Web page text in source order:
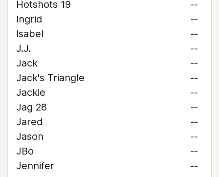
Hotshots 19
--
Ingrid
--
Isabel
--
J.J.
--
Jack
--
Jack's Triangle
--
Jackie
--
Jag 28
--
Jared
--
Jason
--
JBo
--
Jennifer
--